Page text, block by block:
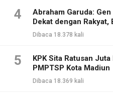
4
Abraham Garuda:
Dekat dengan Rakyat,
Dibaca 18.378 kali
5
KPK Sita Ratusan
PMPTSP Kota Madiun
Dibaca 18.369 kali